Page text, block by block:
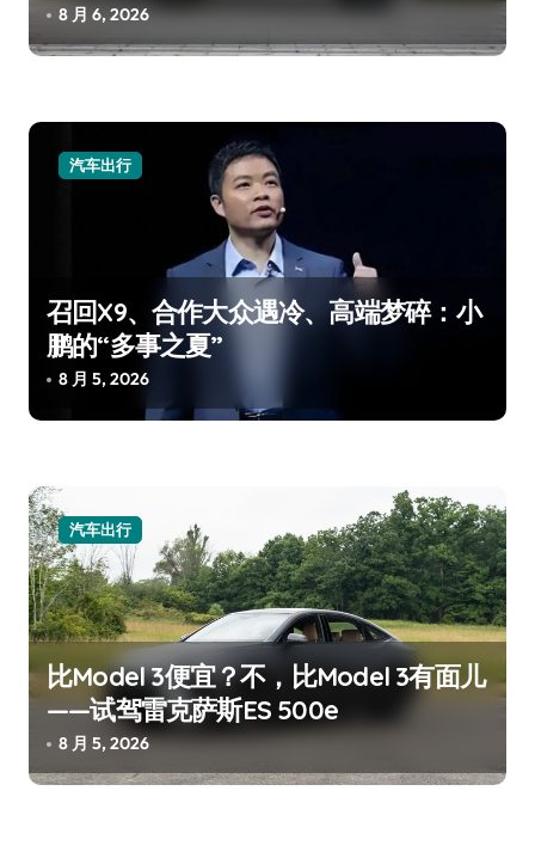
8 月 6, 2026
汽车出行
召回X9、合作大众遇冷、高端梦碎：小
鹏的“多事之夏”
8 月 5, 2026
汽车出行
比Model 3便宜？不，比Model 3有面儿
——试驾雷克萨斯ES 500e
8 月 5, 2026